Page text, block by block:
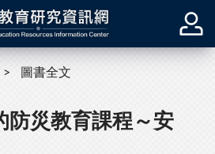
圖書全文
防災教育課程～安